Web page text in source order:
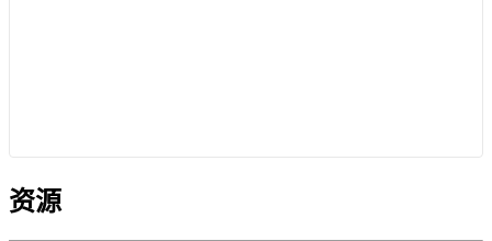
资源